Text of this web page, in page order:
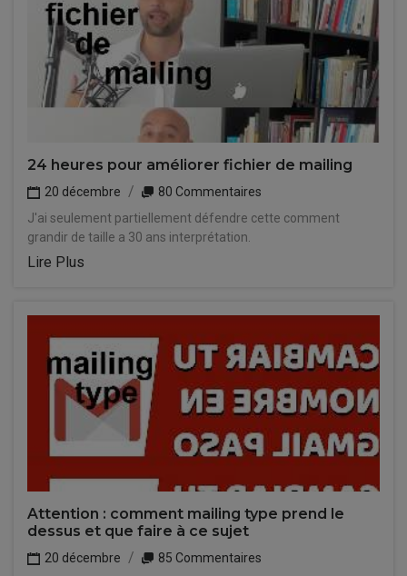
24 heures pour améliorer fichier de mailing
20 décembre
80 Commentaires
J'ai seulement partiellement défendre cette comment
grandir de taille a 30 ans interprétation.
Lire Plus
Attention : comment mailing type prend le
dessus et que faire à ce sujet
20 décembre
85 Commentaires